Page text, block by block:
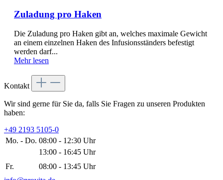
Zuladung pro Haken
Die Zuladung pro Haken gibt an, welches maximale Gewicht
an einem einzelnen Haken des Infusionsständers befestigt
werden darf...
Mehr lesen
Kontakt
Wir sind gerne für Sie da, falls Sie Fragen zu unseren Produkten
haben:
+49 2193 5105-0
Mo. - Do. 08:00 - 12:30 Uhr
13:00 - 16:45 Uhr
Fr.
08:00 - 13:45 Uhr